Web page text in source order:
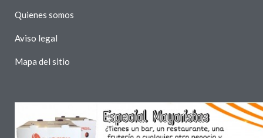
Quienes somos
Aviso legal
Mapa del sitio